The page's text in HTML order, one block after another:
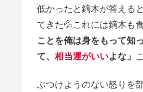
低かったと鏑木が答えると
てきた💦これには鏑木も
ことを俺は身をもって知
て、 相当運がいいよな」
ぶつけようのない怒りを